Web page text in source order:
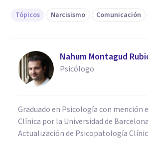
Tópicos Narcisismo Comunicación
Nahum Montagud
Psicólogo
Graduado en Psicología con mención
Clínica por la Universidad de
Actualización de Psicopatología